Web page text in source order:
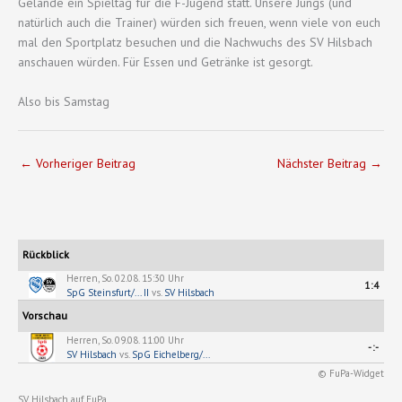
natürlich auch die Trainer) würden sich freuen, wenn viele von euch
mal den Sportplatz besuchen und die Nachwuchs des SV Hilsbach
anschauen würden. Für Essen und Getränke ist gesorgt.
Also bis Samstag
← Vorheriger Beitrag Nächster Beitrag →
Rückblick
Herren, So. 02.08. 15:30 Uhr
SpG Steinsfurt/... II vs. SV Hilsbach
1:4
Vorschau
Herren, So. 09.08. 11:00 Uhr
SV Hilsbach vs. SpG Eichelberg/...
-:-
© FuPa-Widget
SV Hilsbach auf FuPa